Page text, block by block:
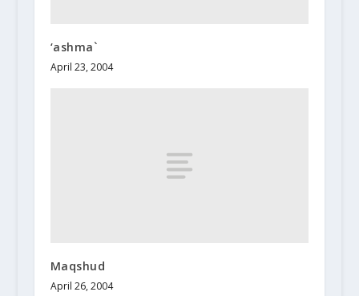
‘ashma`
April 23, 2004
Maqshud
April 26, 2004